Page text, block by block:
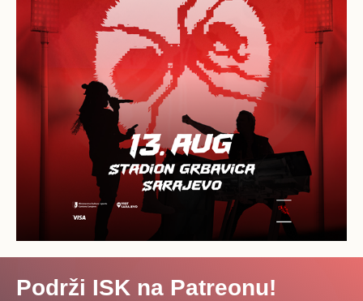
Podrži ISK na Patreonu!